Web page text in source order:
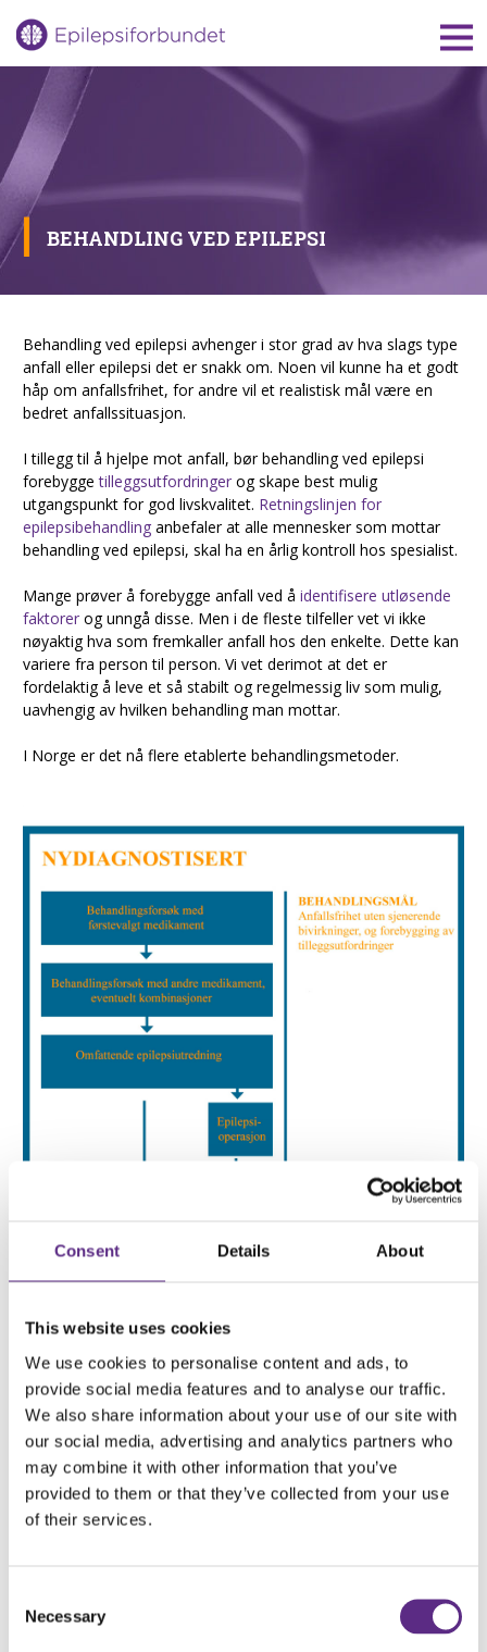
Consent Details About
This website uses cookies
We use cookies to personalise content and ads, to
provide social media features and to analyse our traffic.
We also share information about your use of our site with
our social media, advertising and analytics partners who
may combine it with other information that you’ve
provided to them or that they’ve collected from your use
of their services.
Selection
Necessary
innholdet
BEHANDLING VED EPILEPSI
Behandling ved epilepsi avhenger i stor grad av hva slags type
anfall eller epilepsi det er snakk om. Noen vil kunne ha et godt
håp om anfallsfrihet, for andre vil et realistisk mål være en
bedret anfallssituasjon.
I tillegg til å hjelpe mot anfall, bør behandling ved epilepsi
forebyggetilleggsutfordringer og skape best mulig
utgangspunkt for god livskvalitet. Retningslinjen for
epilepsibehandling anbefaler at alle mennesker som mottar
behandling ved epilepsi, skal ha en årlig kontroll hos spesialist.
Mange prøver å forebygge anfall ved åidentifisere utløsende
faktorer og unngå disse. Men i de fleste tilfeller vet vi ikke
nøyaktig hva som fremkaller anfall hos den enkelte. Dette kan
variere fra person til person. Vi vet derimot at det er
fordelaktig å leve et så stabilt og regelmessig liv som mulig,
uavhengig av hvilken behandling man mottar.
I Norge er det nå flere etablerte behandlingsmetoder.
EPILEPSIMEDISINER
VAGUSNERVESTIMULATOR